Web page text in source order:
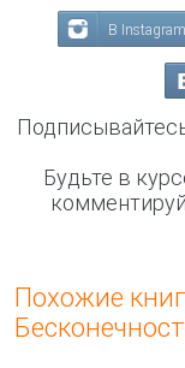
В Instagram
Будьте в
Похожие